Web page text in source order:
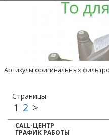
Артикулы оригинальных
CALL-ЦЕНТР
ГРАФИК РАБОТЫ